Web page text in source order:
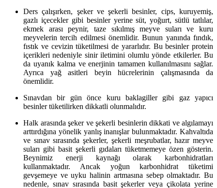
Ders çalışırken, şeker ve şekerli besinler, cips, kuruyemiş,
gazlı içecekler gibi besinler yerine süt, yoğurt, sütlü tatlılar,
ekmek arası peynir, taze sıkılmış meyve suları ve kuru
meyvelerin tercih edilmesi önemlidir. Bunun yanında fındık,
fıstık ve cevizin tüketilmesi de yararlıdır. Bu besinler protein
içerikleri nedeniyle sinir iletimini olumlu yönde etkilerler. Bu
da uyanık kalma ve enerjinin tamamen kullanılmasını sağlar.
Ayrıca yağ asitleri beyin hücrelerinin çalışmasında da
önemlidir.
Sınavdan bir gün önce kuru baklagiller gibi gaz yapıcı
besinler tüketilirken dikkatli olunmalıdır.
Halk arasında şeker ve şekerli besinlerin dikkati ve algılamayı
arttırdığına yönelik yanlış inanışlar bulunmaktadır. Kahvaltıda
ve sınav sırasında şekerler, şekerli meşrubatlar, hazır meyve
suları gibi basit şekerli gıdaları tüketmemeye özen gösterin.
Beynimiz enerji kaynağı olarak karbonhidratları
kullanmaktadır. Ancak yoğun karbonhidrat tüketimi
gevşemeye ve uyku halinin artmasına sebep olmaktadır. Bu
nedenle, sınav sırasında basit şekerler veya çikolata yerine